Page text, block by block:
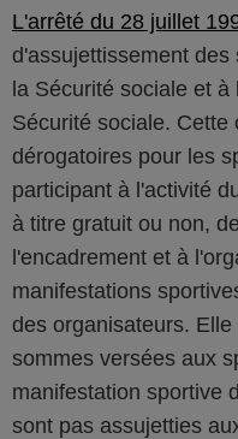
L'arrêté du 28 juillet
d'assujettissement
la Sécurité sociale et
Sécurité sociale.
dérogatoires pour les
participant à l'activité
à titre gratuit ou non,
l'encadrement et à
manifestations
des organisateurs.
sommes versées aux
manifestation sportive
sont pas assujetties